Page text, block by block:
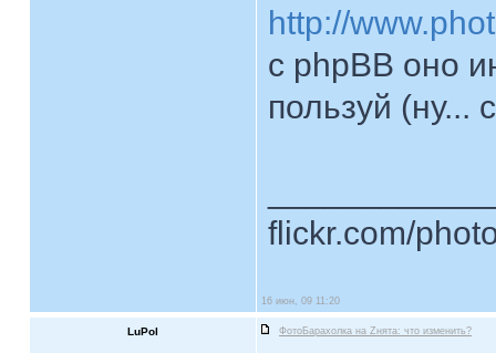
http://
с phpBB оно
пользуй (ну...
flickr.com/
16 июн, 09 11:20
LuPol ФотоБарахолка на Zнята: что изменить?